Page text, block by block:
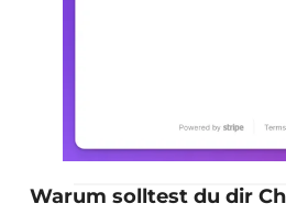
Warum solltest du dir